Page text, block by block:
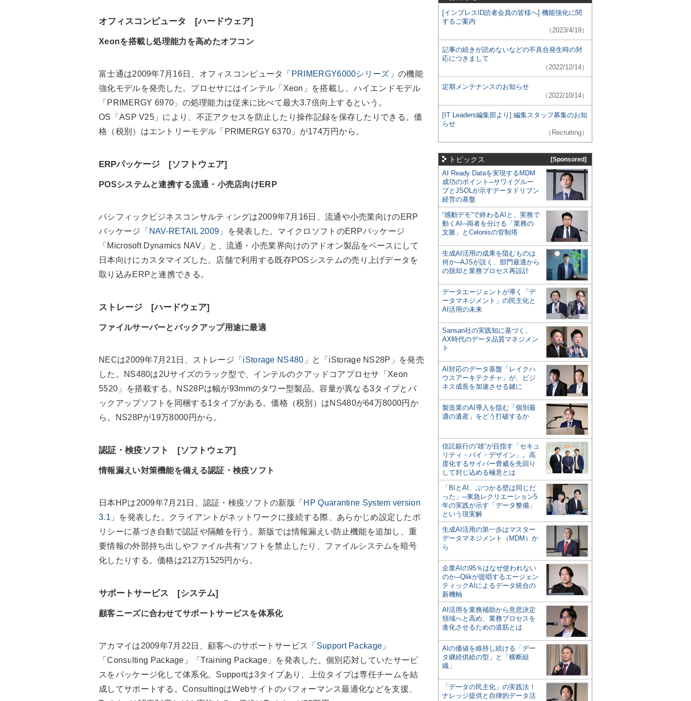
オフィスコンピュータ [ハードウェア]
Xeonを搭載し処理能力を高めたオフコン
富士通は2009年7月16日、オフィスコンピュータ「 PRIMERGY6000シリーズ 」の機能
強化モデルを発売した。プロセサにはインテル「Xeon」を搭載し、ハイエンドモデル
「PRIMERGY 6970」の処理能力は従来に比べて最大3.7倍向上するという。
OS「ASP V25」により、不正アクセスを防止したり操作記録を保存したりできる。価
格（税別）はエントリーモデル「PRIMERGY 6370」が174万円から。
ERPパッケージ [ソフトウェア]
POSシステムと連携する流通・小売店向けERP
パシフィックビジネスコンサルティングは2009年7月16日、流通や小売業向けのERP
パッケージ「 NAV-RETAIL 2009 」を発表した。マイクロソフトのERPパッケージ
「Microsoft Dynamics NAV」と、流通・小売業界向けのアドオン製品をベースにして
日本向けにカスタマイズした。店舗で利用する既存POSシステムの売り上げデータを
取り込みERPと連携できる。
ストレージ [ハードウェア]
ファイルサーバーとバックアップ用途に最適
NECは2009年7月21日、ストレージ「 iStorage NS480 」と「iStorage NS28P」を発売
した。NS480は2Uサイズのラック型で、インテルのクアッドコアプロセサ「Xeon
5520」を搭載する。NS28Pは幅が93mmのタワー型製品。容量が異なる3タイプとバ
ックアップソフトを同梱する1タイプがある。価格（税別）はNS480が64万8000円か
ら。NS28Pが19万8000円から。
認証・検疫ソフト [ソフトウェア]
情報漏えい対策機能を備える認証・検疫ソフト
日本HPは2009年7月21日、認証・検疫ソフトの新版「 HP Quarantine System version
3.1 」を発表した。クライアントがネットワークに接続する際、あらかじめ設定したポ
リシーに基づき自動で認証や隔離を行う。新版では情報漏えい防止機能を追加し、重
要情報の外部持ち出しやファイル共有ソフトを禁止したり、ファイルシステムを暗号
化したりする。価格は212万1525円から。
サポートサービス [システム]
顧客ニーズに合わせてサポートサービスを体系化
アカマイは2009年7月22日、顧客へのサポートサービス「 Support Package 」
「Consulting Package」「Training Package」を発表した。個別応対していたサービ
スをパッケージ化して体系化。Supportは3タイプあり、上位タイプは専任チームを結
成してサポートする。ConsultingはWebサイトのパフォーマンス最適化などを支援、
[インプレスID読者会員の皆様へ] 機能強化に関
するご案内
（2023/4/19）
記事の続きが読めないなどの不具合発生時の対
応につきまして
（2022/12/14）
定期メンテナンスのお知らせ
（2022/10/14）
[IT Leaders編集部より] 編集スタッフ募集のお知
らせ
（Recruiting）
トピックス [Sponsored]
AI Ready Dataを実現するMDM
成功のポイント─サワイグルー
プとJSOLが示すデータドリブン
経営の基盤
“感動デモ”で終わるAIと、実務で
動くAI─両者を分ける「業務の
文脈」とCelonisの管制塔
生成AI活用の成果を阻むものは
何か─AJSが説く、部門最適から
の脱却と業務プロセス再設計
データエージェントが導く「デ
ータマネジメント」の民主化と
AI活用の未来
Sansan社の実践知に基づく、
AX時代のデータ品質マネジメン
ト
AI対応のデータ基盤「レイクハ
ウスアーキテクチャ」が、ビジ
ネス成長を加速させる鍵に
製造業のAI導入を阻む「個別最
適の遺産」をどう打破するか
信託銀行の“雄”が目指す「セキュ
リティ・バイ・デザイン」。高
度化するサイバー脅威を先回り
して封じ込める極意とは
「BIとAI、ぶつかる壁は同じだ
った」─東急レクリエーション5
年の実践が示す「データ整備」
という現実解
生成AI活用の第一歩はマスター
データマネジメント（MDM）か
ら
企業AIの95％はなぜ使われない
のか─Qlikが提唱するエージェン
ティックAIによるデータ統合の
新機軸
AI活用を業務補助から意思決定
領域へと高め、業務プロセスを
進化させるための道筋とは
AIの価値を維持し続ける「デー
タ継続供給の型」と「横断組
織」
「データの民主化」の実践法！
ナレッジ提供と自律的データ活